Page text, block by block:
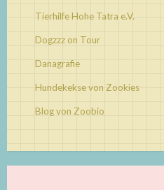
Tierhilfe Hohe Tatra e.V.
Dogzzz on Tour
Danagrafie
Hundekekse von Zookies
Blog von Zoobio